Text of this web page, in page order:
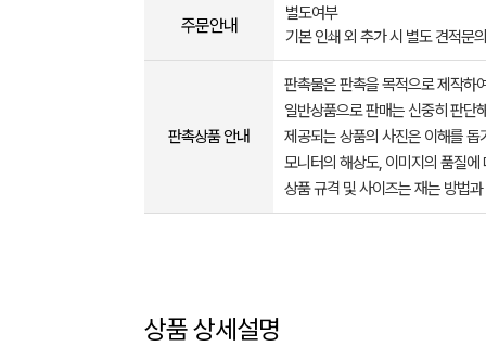
주문안내
별도여부
기본 인쇄 외 추가 시 별도 견적문의
판촉상품 안내
판촉물은 판촉을 목적으로 제작하
일반상품으로 판매는 신중히 판단
제공되는 상품의 사진은 이해를
모니터의 해상도, 이미지의 품질
상품 규격 및 사이즈는 재는 방법
상품 상세설명